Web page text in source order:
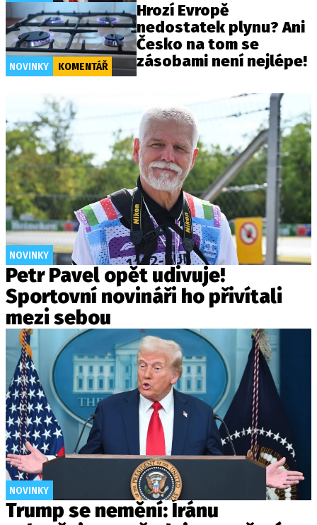
NOVINKY KOMENTÁŘ
Hrozí Evropě
nedostatek plynu? Ani
Česko na tom se
zásobami není nejlépe!
NOVINKY
Petr Pavel opět udivuje!
Sportovní novináři ho přivítali
mezi sebou
NOVINKY
Trump se nemění: Íránu